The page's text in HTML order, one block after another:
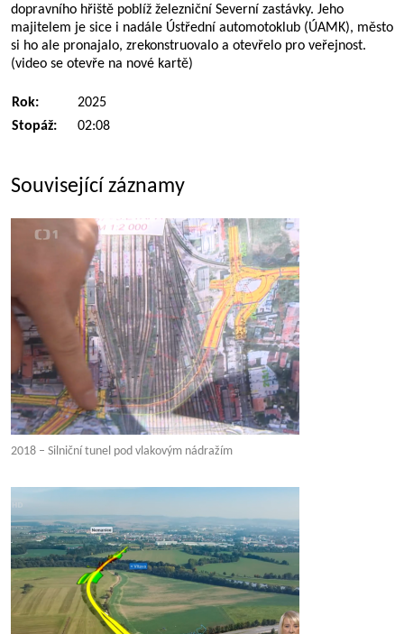
dopravního hřiště poblíž železniční Severní zastávky. Jeho
majitelem je sice i nadále Ústřední automotoklub (ÚAMK), město
si ho ale pronajalo, zrekonstruovalo a otevřelo pro veřejnost.
(video se otevře na nové kartě)
Rok:
2025
Stopáž:
02:08
Související záznamy
2018 – Silniční tunel pod vlakovým nádražím